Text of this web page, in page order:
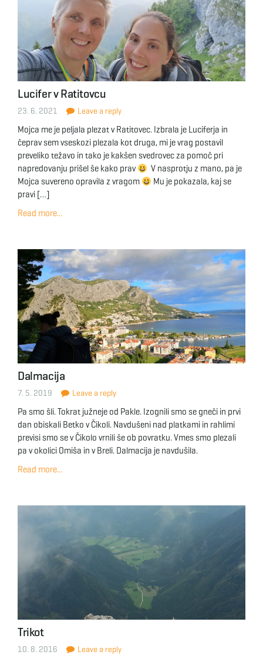
Lucifer v Ratitovcu
23. 6. 2021 Leave a reply
Mojca me je peljala plezat v Ratitovec. Izbrala je Luciferja in
čeprav sem vseskozi plezala kot druga, mi je vrag postavil
preveliko težavo in tako je kakšen svedrovec za pomoč pri
napredovanju prišel še kako prav
V nasprotju z mano, pa je
Mojca suvereno opravila z vragom
Mu je pokazala, kaj se
pravi […]
Read more...
Dalmacija
7. 5. 2019 Leave a reply
Pa smo šli. Tokrat južneje od Pakle. Izognili smo se gneči in prvi
dan obiskali Betko v Čikoli. Navdušeni nad platkami in rahlimi
previsi smo se v Čikolo vrnili še ob povratku. Vmes smo plezali
pa v okolici Omiša in v Breli. Dalmacija je navdušila.
Read more...
Trikot
10. 8. 2016 Leave a reply